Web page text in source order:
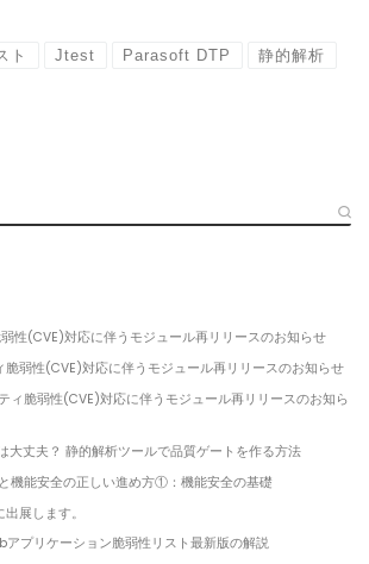
ト Jtest Parasoft DTP 静的解析
性(CVE)対応に伴うモジュール再リリースのお知らせ
脆弱性(CVE)対応に伴うモジュール再リリースのお知らせ
ィ脆弱性(CVE)対応に伴うモジュール再リリースのお知ら
大丈夫？ 静的解析ツールで品質ゲートを作る方法
機能安全の正しい進め方①：機能安全の基礎
展します。
アプリケーション脆弱性リスト最新版の解説